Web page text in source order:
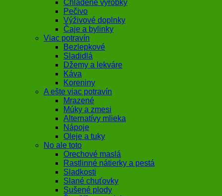
Chladené výrobky
Pečivo
Výživové doplnky
Čaje a bylinky
Viac potravín
Bezlepkové
Sladidlá
Džemy a lekváre
Káva
Koreniny
A ešte viac potravín
Mrazené
Múky a zmesi
Alternatívy mlieka
Nápoje
Oleje a tuky
No ale toto
Orechové maslá
Rastlinné nátierky a pestá
Sladkosti
Slané chuťovky
Sušené plody